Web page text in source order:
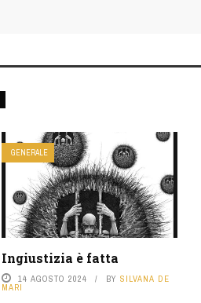
GENERALE
Ingiustizia è fatta
14 AGOSTO 2024 BYSILVANA DE
MARI